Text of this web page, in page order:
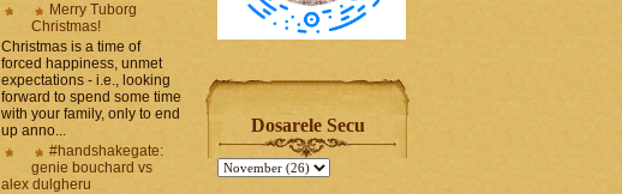
Merry Tuborg
Christmas!
Christmas is a time of
forced happiness, unmet
expectations - i.e., looking
forward to spend some time
with your family, only to end
up anno...
#handshakegate:
genie bouchard vs
alex dulgheru
Dosarele Secu